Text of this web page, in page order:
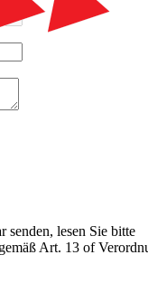
senden, lesen Sie bitte
Art. 13 оf